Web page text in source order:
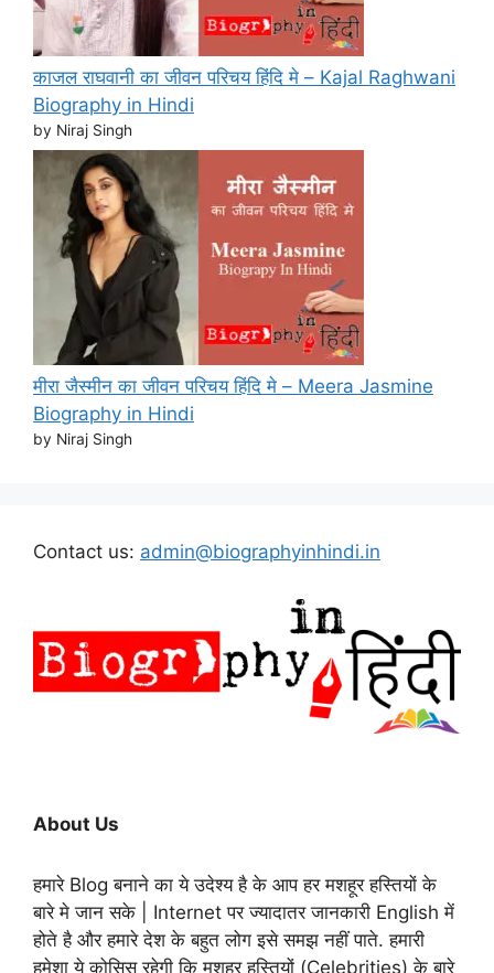
काजल राघवानी का जीवन परिचय हिंदि मे – Kajal Raghwani
Biography in Hindi
by Niraj Singh
मीरा जैस्मीन का जीवन परिचय हिंदि मे – Meera Jasmine
Biography in Hindi
by Niraj Singh
Contact us: admin@biographyinhindi.in
About Us
हमारे Blog बनाने का ये उदेश्य है के आप हर मशहूर हस्तियों के
बारे मे जान सके | Internet पर ज्यादातर जानकारी English में
होते है और हमारे देश के बहुत लोग इसे समझ नहीं पाते. हमारी
हमेशा ये कोसिस रहेगी कि मशहूर हस्तियों (Celebrities) के बारे